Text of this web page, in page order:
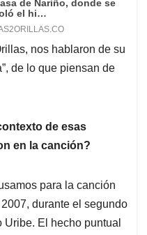
nos hablaron de su
de lo que piensan de
de esas
en la canción?
para la canción
durante el segundo
El hecho puntual